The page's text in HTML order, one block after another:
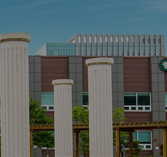
개
개제도안내
대상정보 세부기준
록
대학규정
규정공지
대학규정
만족도조사 장학 ·
국가장학금
학자금 대
교내장학금
널 대학발전
터 분실물센
19 대응 안내